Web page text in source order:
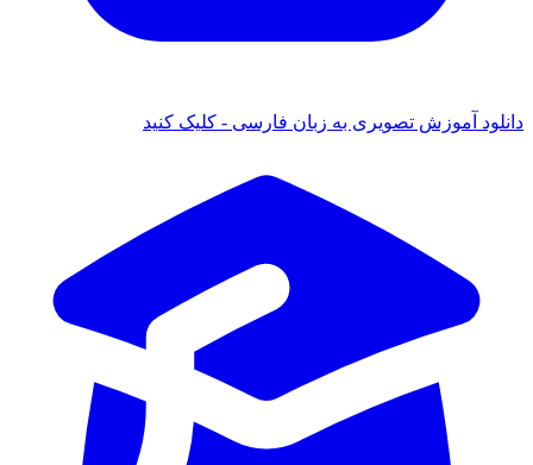
دانلود آموزش تصویری به زبان فارسی - کلیک کنید